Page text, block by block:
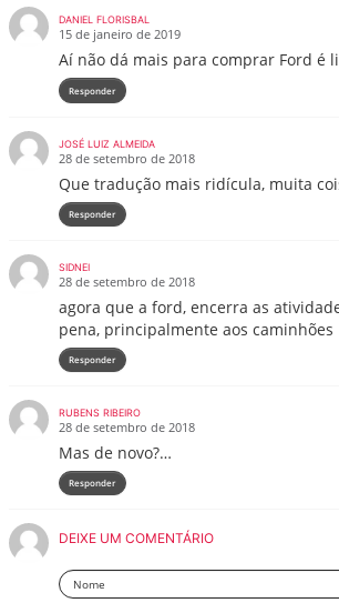
DANIEL FLORISBAL
15 de janeiro de 2019
Aí não dá mais para comprar Ford é
Responder
JOSÉ LUIZ ALMEIDA
28 de setembro de 2018
Que tradução mais ridícula, muita
Responder
SIDNEI
28 de setembro de 2018
agora que a ford, encerra as
pena, principalmente aos caminhões
Responder
RUBENS RIBEIRO
28 de setembro de 2018
Mas de novo?…
Responder
DEIXE UM COMENTÁRIO
Nome